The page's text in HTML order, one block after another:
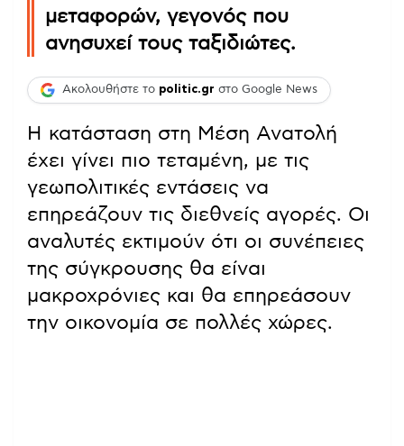
μεταφορών, γεγονός που
ανησυχεί τους ταξιδιώτες.
Ακολουθήστε το politic.gr στο Google News
Η κατάσταση στη Μέση Ανατολή
έχει γίνει πιο τεταμένη, με τις
γεωπολιτικές εντάσεις να
επηρεάζουν τις διεθνείς αγορές. Οι
αναλυτές εκτιμούν ότι οι συνέπειες
της σύγκρουσης θα είναι
μακροχρόνιες και θα επηρεάσουν
την οικονομία σε πολλές χώρες.